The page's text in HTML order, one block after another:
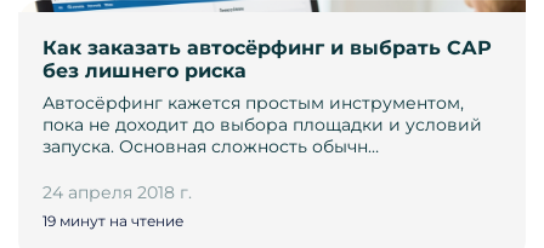
Как заказать автосёрфинг и выбрать САР
без лишнего риска
Автосёрфинг кажется простым инструментом,
пока не доходит до выбора площадки и условий
запуска. Основная сложность обычн…
24 апреля 2018 г.
19 минут на чтение